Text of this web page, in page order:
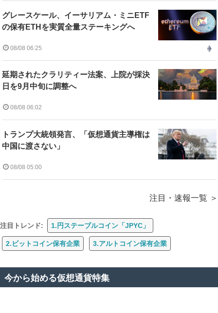
グレースケール、イーサリアム・ミニETF
の保有ETHを実質全量ステーキングへ
08/08 06:25
延期されたクラリティー法案、上院が採決
日を9月中旬に調整へ
08/08 06:02
トランプ大統領発言、「仮想通貨主導権は
中国に渡さない」
08/08 05:00
注目・速報一覧
注目トレンド: 1.円ステーブルコイン「JPYC」
2.ビットコイン保有企業 3.アルトコイン保有企業
今から始める仮想通貨特集